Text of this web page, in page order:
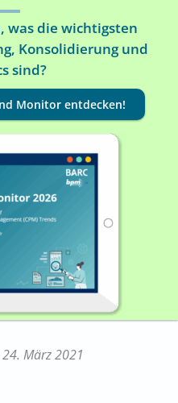
was die wichtigsten
Konsolidierung und
sind?
Monitor entdecken!
März 2021